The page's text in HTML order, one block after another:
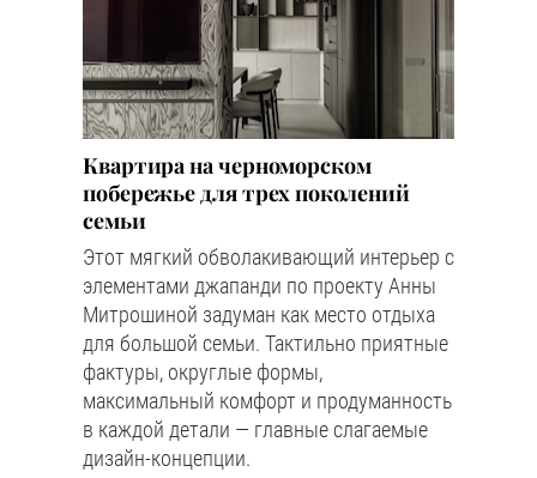
Квартира на черноморском
побережье для трех поколений
семьи
Этот мягкий обволакивающий интерьер с
элементами джапанди по проекту Анны
Митрошиной задуман как место отдыха
для большой семьи. Тактильно приятные
фактуры, округлые формы,
максимальный комфорт и продуманность
в каждой детали — главные слагаемые
дизайн-концепции.